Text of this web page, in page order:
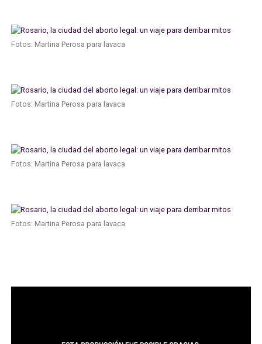
Fotos: Martina Perosa para lavaca
Fotos: Martina Perosa para lavaca
Fotos: Martina Perosa para lavaca
Fotos: Martina Perosa para lavaca